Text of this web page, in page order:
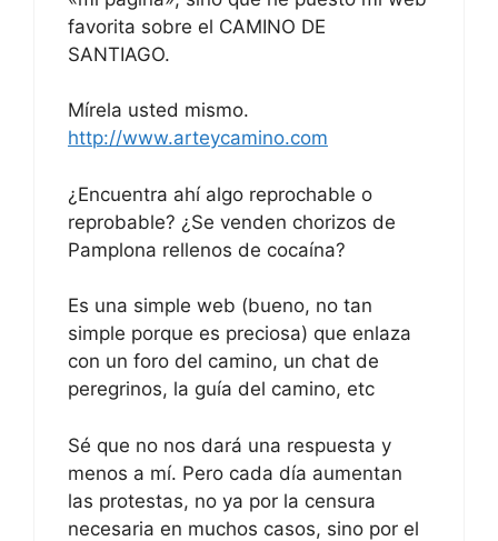
favorita sobre el CAMINO DE
SANTIAGO.
Mírela usted mismo.
http://www.arteycamino.com
¿Encuentra ahí algo reprochable o
reprobable? ¿Se venden chorizos de
Pamplona rellenos de cocaína?
Es una simple web (bueno, no tan
simple porque es preciosa) que enlaza
con un foro del camino, un chat de
peregrinos, la guía del camino, etc
Sé que no nos dará una respuesta y
menos a mí. Pero cada día aumentan
las protestas, no ya por la censura
necesaria en muchos casos, sino por el